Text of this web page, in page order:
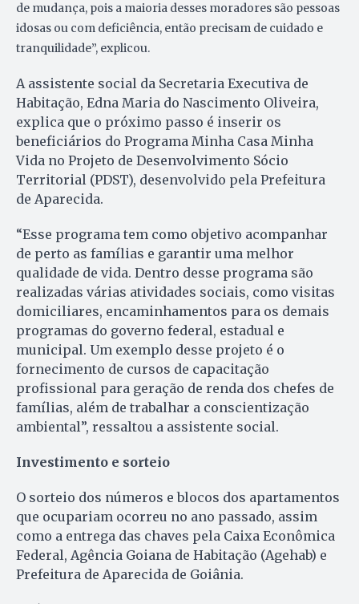
de mudança, pois a maioria desses moradores são pessoas
idosas ou com deficiência, então precisam de cuidado e
tranquilidade”, explicou.
A assistente social da Secretaria Executiva de
Habitação, Edna Maria do Nascimento Oliveira,
explica que o próximo passo é inserir os
beneficiários do Programa Minha Casa Minha
Vida no Projeto de Desenvolvimento Sócio
Territorial (PDST), desenvolvido pela Prefeitura
de Aparecida.
“Esse programa tem como objetivo acompanhar
de perto as famílias e garantir uma melhor
qualidade de vida. Dentro desse programa são
realizadas várias atividades sociais, como visitas
domiciliares, encaminhamentos para os demais
programas do governo federal, estadual e
municipal. Um exemplo desse projeto é o
fornecimento de cursos de capacitação
profissional para geração de renda dos chefes de
famílias, além de trabalhar a conscientização
ambiental”, ressaltou a assistente social.
Investimento e sorteio
O sorteio dos números e blocos dos apartamentos
que ocupariam ocorreu no ano passado, assim
como a entrega das chaves pela Caixa Econômica
Federal, Agência Goiana de Habitação (Agehab) e
Prefeitura de Aparecida de Goiânia.